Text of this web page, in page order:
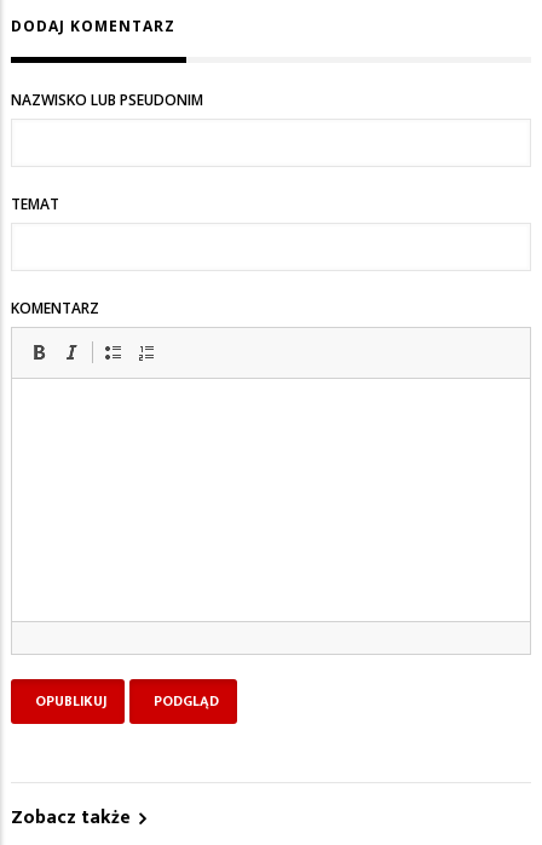
DODAJ KOMENTARZ
NAZWISKO LUB PSEUDONIM
TEMAT
KOMENTARZ
Zobacz także